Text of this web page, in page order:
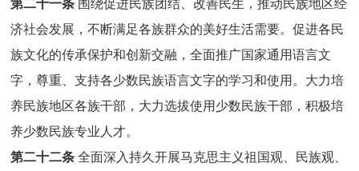
第二十一条 围绕促进民族团结、改善民生，推动民族地区经
济社会发展，不断满足各族群众的美好生活需要。促进各民
族文化的传承保护和创新交融，全面推广国家通用语言文
字，尊重、支持各少数民族语言文字的学习和使用。大力培
养民族地区各族干部，大力选拔使用少数民族干部，积极培
养少数民族专业人才。
第二十二条 全面深入持久开展马克思主义祖国观、民族观、